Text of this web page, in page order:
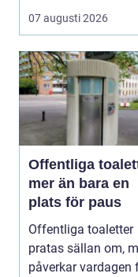
syns överallt, men
märk...
07 augusti 2026
Offentliga
mer än bara en
plats för paus
Offentliga toaletter
pratas sällan om,
påverkar vardagen